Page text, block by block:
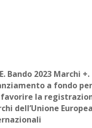
Bando 2023 Marchi +.
a fondo
la
dell’Unione